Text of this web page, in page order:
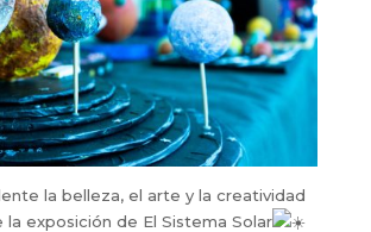
la belleza, el arte y la creatividad
la exposición de El Sistema Solar